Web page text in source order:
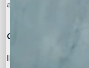
applicazioni in
Competenze
Il master di Primo